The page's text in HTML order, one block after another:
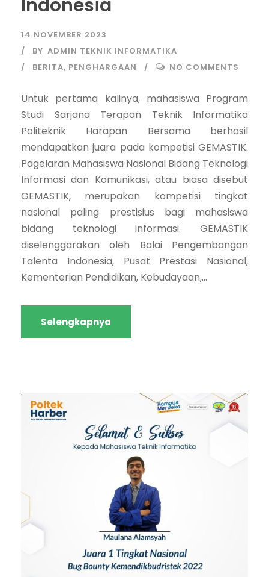
Indonesia
14 NOVEMBER 2023
BY ADMIN TEKNIK INFORMATIKA
BERITA, PENGHARGAAN NO COMMENTS
Untuk pertama kalinya, mahasiswa Program
Studi Sarjana Terapan Teknik Informatika
Politeknik Harapan Bersama berhasil
mendapatkan juara pada kompetisi GEMASTIK.
Pagelaran Mahasiswa Nasional Bidang Teknologi
Informasi dan Komunikasi, atau biasa disebut
GEMASTIK, merupakan kompetisi tingkat
nasional paling prestisius bagi mahasiswa
bidang teknologi informasi. GEMASTIK
diselenggarakan oleh Balai Pengembangan
Talenta Indonesia, Pusat Prestasi Nasional,
Kementerian Pendidikan, Kebudayaan,...
Selengkapnya